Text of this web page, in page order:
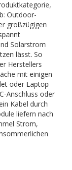
Outdoor-
großzügigen
Solarstrom
lässt. So
Herstellers
mit einigen
oder Laptop
Anschluss oder
Kabel durch
liefern nach
Strom,